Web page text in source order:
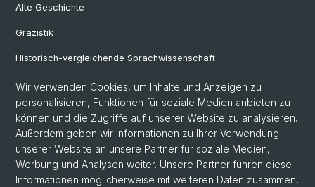
Alte Geschichte
Gräzistik
Historisch-vergleichende Sprachwissenschaft
Klassische Archäologie
Latinistik
Ur- und Frühgeschichtliche und Provinzialrömische Archäologie
Vindonissa-Professur
Wir verwenden Cookies, um Inhalte und Anzeigen zu
personalisieren, Funktionen für soziale Medien anbieten zu
können und die Zugriffe auf unserer Website zu analysieren.
Außerdem geben wir Informationen zu Ihrer Verwendung
unserer Website an unsere Partner für soziale Medien,
Werbung und Analysen weiter. Unsere Partner führen diese
Informationen möglicherweise mit weiteren Daten zusammen,